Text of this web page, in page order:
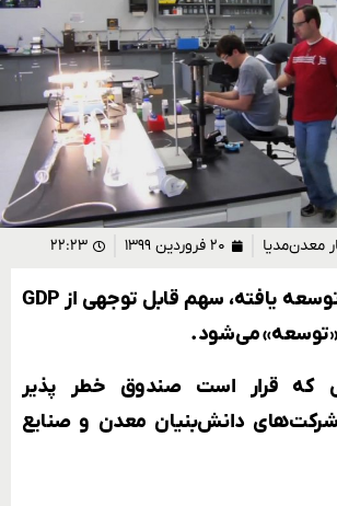
معدن‌مدیا ۲۰ فروردین ۱۳۹۹ ۲۲:۲۳
در کشورهای توسعه یافته، سهم قابل توجهی از GDP
می‌شود.
که قرار است صندوق خطر پذیر
دانش‌بنیان معدن و صنایع